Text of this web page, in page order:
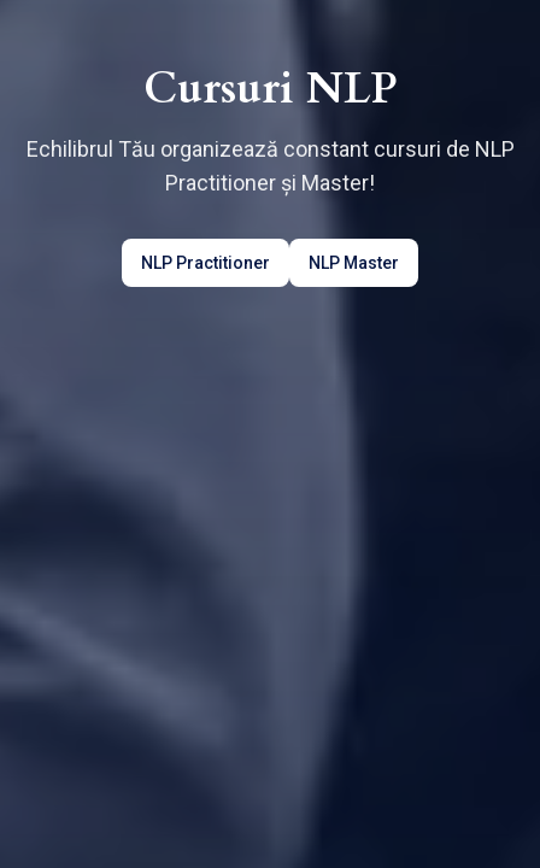
Cursuri NLP
Echilibrul Tău organizează constant cursuri de NLP
Practitioner și Master!
NLP Practitioner NLP Master